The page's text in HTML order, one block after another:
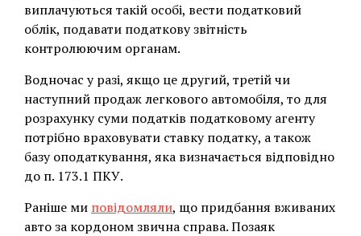
виплачуються такій особі, вести податковий
облік, подавати податкову звітність
контролюючим органам.
Водночас у разі, якщо це другий, третій чи
наступний продаж легкового автомобіля, то для
розрахунку суми податків податковому агенту
потрібно враховувати ставку податку, а також
базу оподаткування, яка визначається відповідно
до п. 173.1 ПКУ.
Раніше ми повідомляли, що придбання вживаних
авто за кордоном звична справа. Позаяк